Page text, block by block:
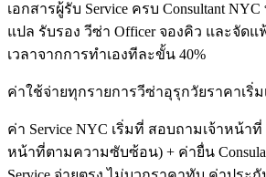
เอกสารผู้รับ Service ครบ Consultant
แปล รับรอง วีซ่า Officer จองคิว และจัด
เวลาจากการทำเองทีละขั้น 40%
ค่าใช้จ่ายทุกรายการวีซ่าอุรุกวัยราคาเริ่ม
ค่า Service NYC เริ่มที่ สอบถามเจ้าหน้า
หน้าที่ตามความซับซ้อน) + ค่ายื่น